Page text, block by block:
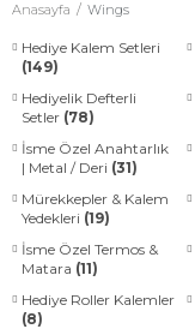
Anasayfa Wings
Hediye Kalem Setleri
(149)
Hediyelik Defterli
Setler (78)
İsme Özel Anahtarlık
| Metal / Deri (31)
Mürekkepler & Kalem
Yedekleri (19)
İsme Özel Termos &
Matara (11)
Hediye Roller Kalemler
(8)